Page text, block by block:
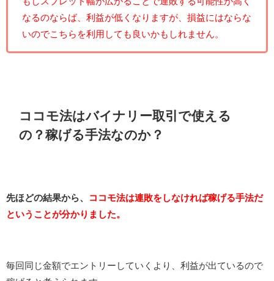
なるのならば、利益が低くなりますが、損益にはならな
いのでこちらを利用しても良いかもしれません。
ココモ法はバイナリー取引で使える
の？稼げる手法なのか？
先ほどの結果から、
ココモ法は連敗をしなければ稼げる手法だ
ということが分かりました。
毎回同じ金額でエントリーしていくより、利益が出ているので